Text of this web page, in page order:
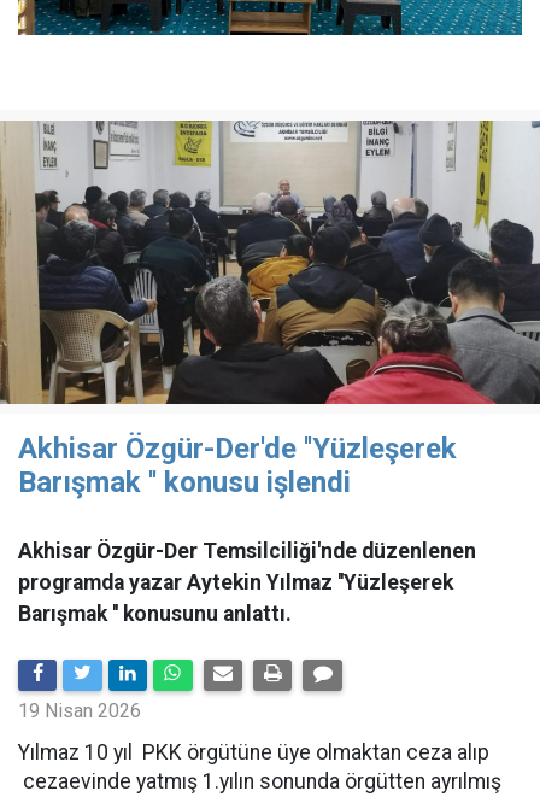
Akhisar Özgür-Der'de ''Yüzleşerek
Barışmak '' konusu işlendi
Akhisar Özgür-Der Temsilciliği'nde düzenlenen
programda yazar Aytekin Yılmaz ''Yüzleşerek
Barışmak '' konusunu anlattı.
19 Nisan 2026
Yılmaz 10 yıl PKK örgütüne üye olmaktan ceza alıp
cezaevinde yatmış 1.yılın sonunda örgütten ayrılmış